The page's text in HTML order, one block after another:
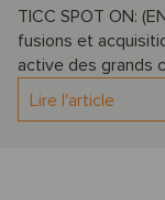
TICC SPOT ON:
fusions et
active des grands
Lire l'article